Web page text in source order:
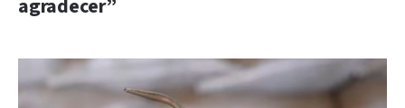
agradecer”